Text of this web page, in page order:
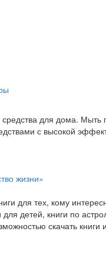
для дома.
с высокой
жизни»
для тех, кому
для детей, книги по
скачать